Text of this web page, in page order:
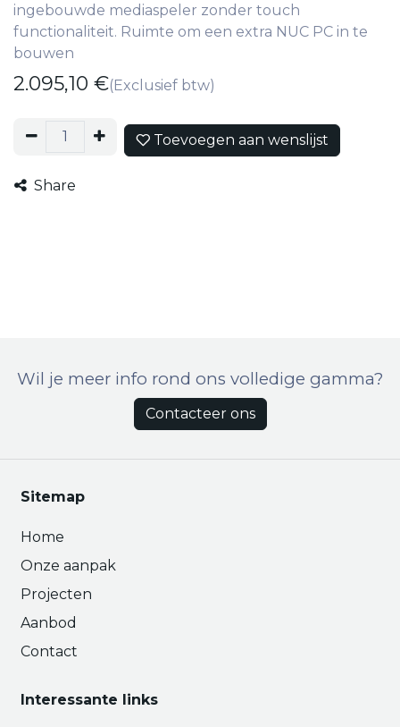
ingebouwde mediaspeler zonder touch
functionaliteit. Ruimte om een extra NUC PC in te
bouwen
2.095,10 €(Exclusief btw)
Toevoegen aan wenslijst
Share
Wil je meer info rond ons volledige gamma?
Contacteer ons
Sitemap
Home
Onze aanpak
Projecten
Aanbod
Contact
Interessante links